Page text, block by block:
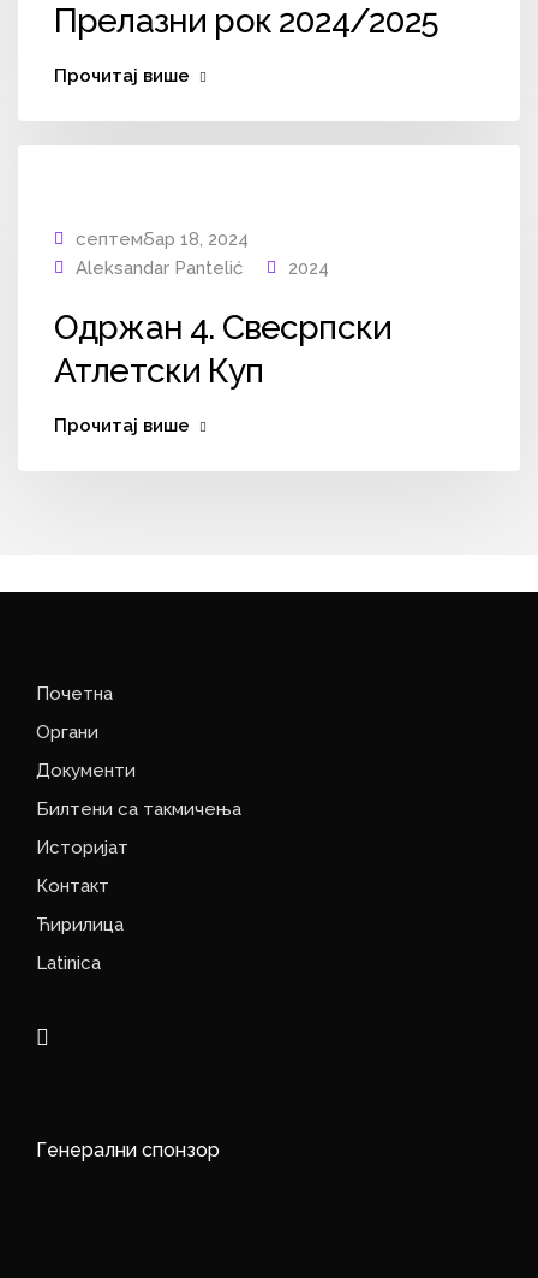
Прелазни рок 2024/2025
Прочитај више
септембар 18, 2024
Aleksandar Pantelić
2024
Одржан 4. Свесрпски
Атлетски Куп
Прочитај више
Почетна
Органи
Документи
Билтени са такмичења
Историјат
Контакт
Ћирилица
Latinica
Генерални спонзор